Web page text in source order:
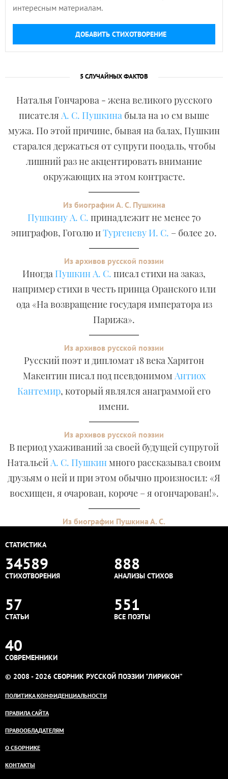
интересным материалам.
ДОБАВИТЬ СТИХОТВОРЕНИЕ
5 СЛУЧАЙНЫХ ФАКТОВ
Наталья Гончарова - жена великого русского
писателя А. С. Пушкина была на 10 см выше
мужа. По этой причине, бывая на балах, Пушкин
старался держаться от супруги поодаль, чтобы
лишний раз не акцентировать внимание
окружающих на этом контрасте.
Из биографии А. С. Пушкина
Пушкину А. С. принадлежит не менее 70
эпиграфов, Гоголю иТургеневу И. С. – более 20.
Из архивов русской поэзии
Иногда Пушкин А. С. писал стихи на заказ,
например стихи в честь принца Оранского или
ода «На возвращение государя императора из
Парижа».
Из архивов русской поэзии
Русский поэт и дипломат 18 века Харитон
Макентин писал под псевдонимом Антиох
Кантемир, который являлся анаграммой его
имени.
Из архивов русской поэзии
В период ухаживаний за своей будущей супругой
НатальейА. С. Пушкинмного рассказывал своим
друзьям о ней и при этом обычно произносил: «Я
восхищен, я очарован, короче – я огончарован!».
Из биографии Пушкина А. С.
СТАТИСТИКА
34589
СТИХОТВОРЕНИЯ
888
АНАЛИЗЫ СТИХОВ
57
СТАТЬИ
551
ВСЕ ПОЭТЫ
40
СОВРЕМЕННИКИ
© 2008 - 2026 СБОРНИК РУССКОЙ ПОЭЗИИ "ЛИРИКОН"
ПОЛИТИКА КОНФИДЕНЦИАЛЬНОСТИ
ПРАВИЛА САЙТА
ПРАВООБЛАДАТЕЛЯМ
О СБОРНИКЕ
КОНТАКТЫ